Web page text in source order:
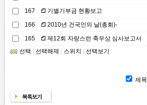
167
기별기부금 현황보고
166
2010년 건국인의 날(총회)-
165
제12회 자랑스런 축우상 심사보고서
선택
선택해제 스위치
선택보기
제목